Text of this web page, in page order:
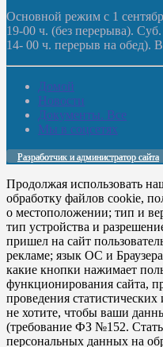
Основной режим с 1
19-00 ч. (без перерыва).
14- 00 ч. перерыв на обед).
Домой
Новости
Документы. Все
Мы в соцсетях
Разработчик и администратор сайта
Продолжая использовать
обработку файлов cookie,
о местоположении; тип и
тип устройства и
пришел на сайт
рекламе; язык ОС и
какие кнопки нажимает
функционирования сайта,
проведения
не хотите, чтобы ваши
(требование ФЗ №152.
персональных данных на